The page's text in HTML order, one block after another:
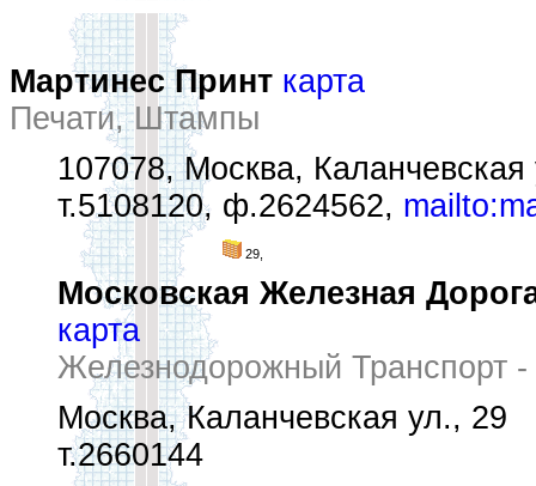
Мартинес Принт карта
Печати, Штампы
107078, Москва,
т.5108120, ф.2624562,
29,
Московская Железная
карта
Железнодорожный Транспорт -
Москва, Каланчевская ул., 29
т.2660144